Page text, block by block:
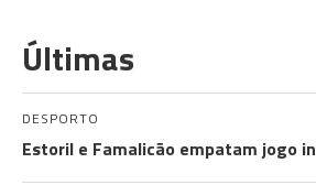
Últimas
DESPORTO
Estoril e Famalicão empatam jogo